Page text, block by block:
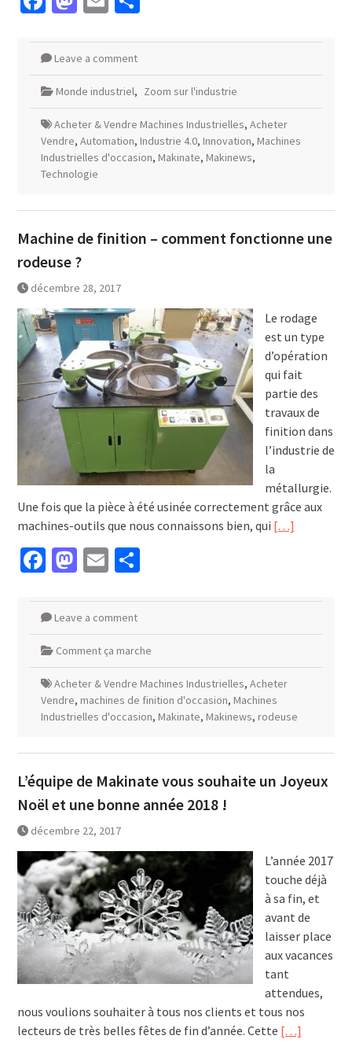
Leave a comment
Monde industriel, Zoom sur l'industrie
Acheter & Vendre Machines Industrielles, Acheter
Vendre, Automation, Industrie 4.0, Innovation, Machines
Industrielles d'occasion, Makinate, Makinews,
Technologie
Machine de finition – comment fonctionne une
rodeuse ?
décembre 28, 2017
Le rodage
est un type
d’opération
qui fait
partie des
travaux de
finition dans
l’industrie de
la
métallurgie.
Une fois que la pièce à été usinée correctement grâce aux
machines-outils que nous connaissons bien, qui […]
Facebook
Mastodon
EmailPartager
Leave a comment
Comment ça marche
Acheter & Vendre Machines Industrielles, Acheter
Vendre, machines de finition d'occasion, Machines
Industrielles d'occasion, Makinate, Makinews, rodeuse
L’équipe de Makinate vous souhaite un Joyeux
Noël et une bonne année 2018 !
décembre 22, 2017
L’année 2017
touche déjà
à sa fin, et
avant de
laisser place
aux vacances
tant
attendues,
nous voulions souhaiter à tous nos clients et tous nos
lecteurs de très belles fêtes de fin d’année. Cette […]